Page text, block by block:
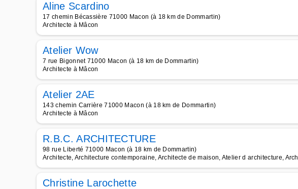
Aline Scardino
17 chemin Bécassière 71000 Macon (à 18 km de Dommartin)
Architecte à Mâcon
Atelier Wow
7 rue Bigonnet 71000 Macon (à 18 km de Dommartin)
Architecte à Mâcon
Atelier 2AE
143 chemin Carrière 71000 Macon (à 18 km de Dommartin)
Architecte à Mâcon
R.B.C. ARCHITECTURE
98 rue Liberté 71000 Macon (à 18 km de Dommartin)
Architecte, Architecture contemporaine, Architecte de maison, Atelier d architecture, Arch
Christine Larochette